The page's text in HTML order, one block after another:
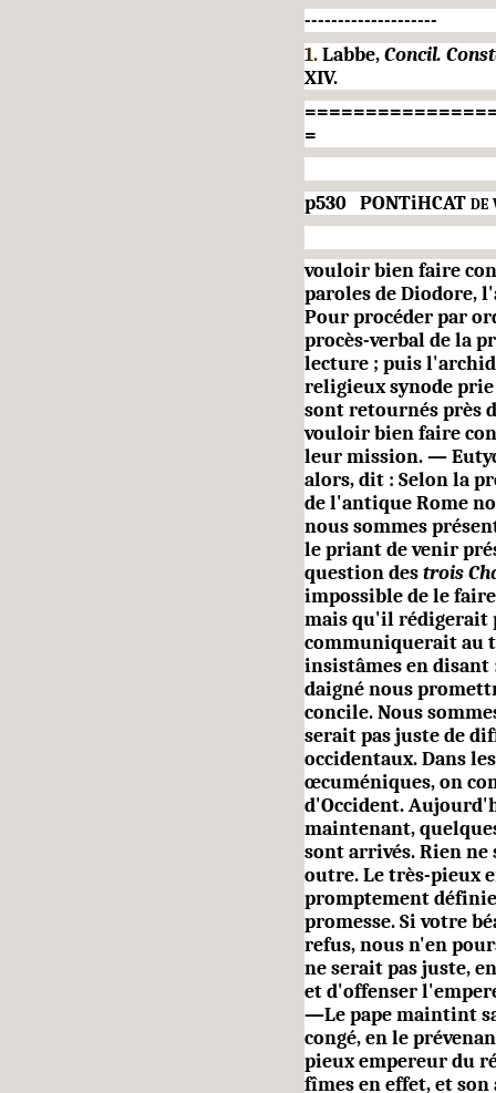
--------------------
1.Labbe,Concil.
XIV.
=
p530 PONTiHCAT
vouloir bien faire
paroles de Diodore,
Pour procéder par
procès-verbal de la
lecture ; puis
religieux synode
sont retournés près
vouloir bien faire
leur mission. —
alors, dit : Selon la
de l'antique Rome
nous sommes
le priant de venir
question destrois
impossible de le
mais qu'il rédigerait
communiquerait au
insistâmes en disant
daigné nous
concile. Nous
serait pas juste de
occidentaux. Dans
œcuméniques, on
d'Occident.
maintenant,
sont arrivés. Rien ne
outre. Le très-pieux
promptement
promesse. Si votre
refus, nous n'en
ne serait pas juste,
et d'offenser
—Le pape maintint
congé, en le
pieux empereur du
fîmes en effet, et